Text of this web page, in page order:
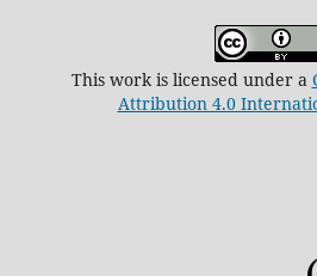
This work is licensed under a
Attribution 4.0